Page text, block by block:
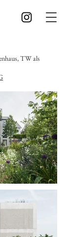
TW als